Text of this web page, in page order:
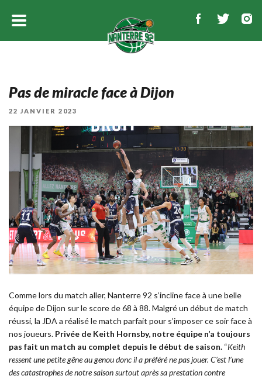
Pas de miracle face à Dijon
PUBLIÉ
22 JANVIER 2023
Comme lors du match aller, Nanterre 92 s’incline face à une belle
équipe de Dijon sur le score de 68 à 88. Malgré un début de match
réussi, la JDA a réalisé le match parfait pour s’imposer ce soir face à
nos joueurs. Privée de Keith Hornsby, notre équipe n’a toujours
pas fait un match au complet depuis le début de saison. “Keith
ressent une petite gêne au genou donc il a préféré ne pas jouer. C’est l’une
des catastrophes de notre saison surtout après sa prestation contre